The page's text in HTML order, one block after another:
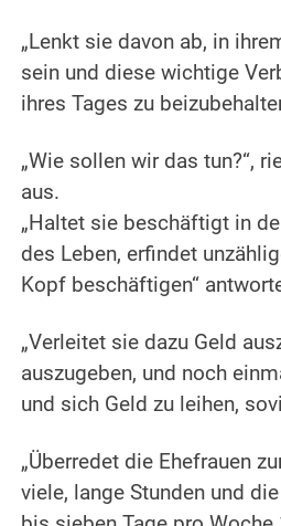
„Lenkt sie davon ab, in
sein und diese wichtige
ihres Tages zu
„Wie sollen wir das tun?“,
aus.
„Haltet sie beschäftigt in
des Leben, erfindet
Kopf beschäftigen“
„Verleitet sie dazu Geld
auszugeben, und noch
und sich Geld zu leihen,
„Überredet die Ehefrauen
viele, lange Stunden und